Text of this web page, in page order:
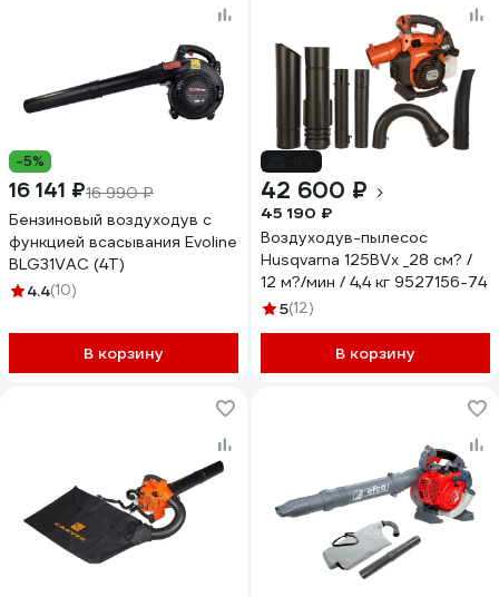
-5%
16 141 ₽16 990 ₽
Бензиновый воздуходув с
функцией всасывания Evoline
BLG31VAC (4T)
4.4(10)
В корзину
42 600 ₽
45 190 ₽
Воздуходув-пылесос
Husqvarna 125ВVx _28 см? /
12 м?/мин / 4,4 кг 9527156-74
5(12)
В корзину